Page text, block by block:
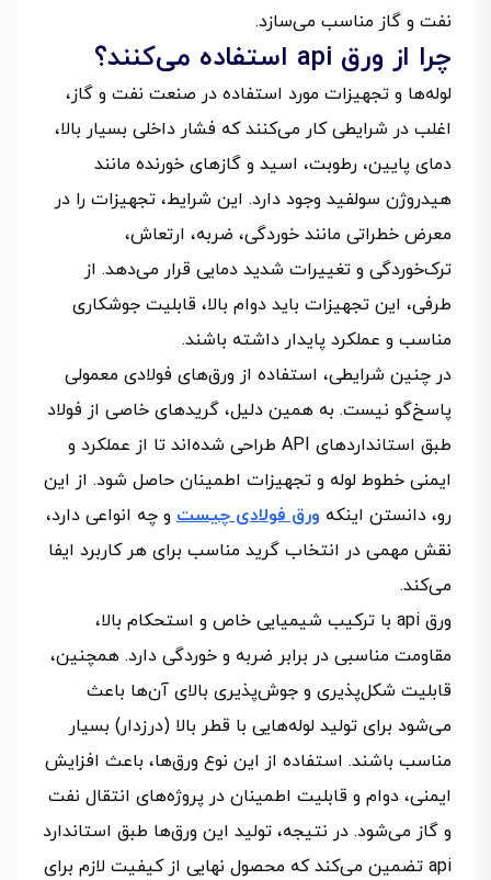
نفت و گاز مناسب می‌سازد.
چرا از ورق api استفاده می‌کنند؟
لوله‌ها و تجهیزات مورد استفاده در صنعت نفت و گاز،
اغلب در شرایطی کار می‌کنند که فشار داخلی بسیار بالا،
دمای پایین، رطوبت، اسید و گازهای خورنده مانند
هیدروژن سولفید وجود دارد. این شرایط، تجهیزات را در
معرض خطراتی مانند خوردگی، ضربه، ارتعاش،
ترک‌خوردگی و تغییرات شدید دمایی قرار می‌دهد. از
طرفی، این تجهیزات باید دوام بالا، قابلیت جوشکاری
مناسب و عملکرد پایدار داشته باشند.
در چنین شرایطی، استفاده از ورق‌های فولادی معمولی
پاسخ‌گو نیست. به همین دلیل، گریدهای خاصی از فولاد
طبق استانداردهای API طراحی شده‌اند تا از عملکرد و
ایمنی خطوط لوله و تجهیزات اطمینان حاصل شود. از این
رو، دانستن اینکه ورق فولادی چیست و چه انواعی دارد،
نقش مهمی در انتخاب گرید مناسب برای هر کاربرد ایفا
می‌کند.
ورق api با ترکیب شیمیایی خاص و استحکام بالا،
مقاومت مناسبی در برابر ضربه و خوردگی دارد. همچنین،
قابلیت شکل‌پذیری و جوش‌پذیری بالای آن‌ها باعث
می‌شود برای تولید لوله‌هایی با قطر بالا (درزدار) بسیار
مناسب باشند. استفاده از این نوع ورق‌ها، باعث افزایش
ایمنی، دوام و قابلیت اطمینان در پروژه‌های انتقال نفت
و گاز می‌شود. در نتیجه، تولید این ورق‌ها طبق استاندارد
api تضمین می‌کند که محصول نهایی از کیفیت لازم برای